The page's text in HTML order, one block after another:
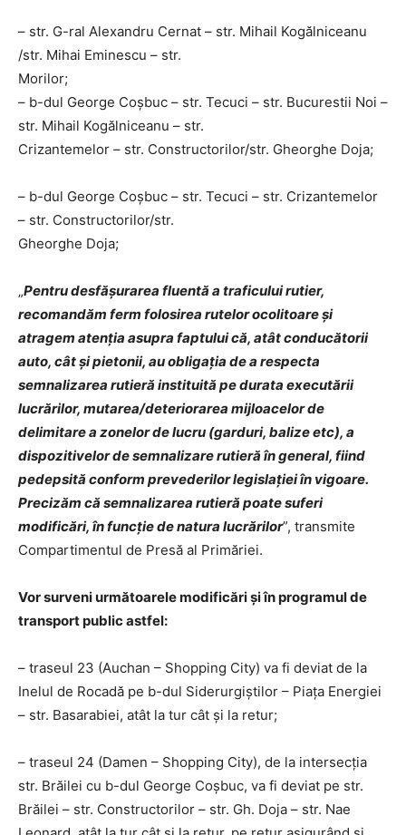
– str. G-ral Alexandru Cernat – str. Mihail Kogălniceanu
/str. Mihai Eminescu – str.
Morilor;
– b-dul George Coșbuc – str. Tecuci – str. Bucurestii Noi –
str. Mihail Kogălniceanu – str.
Crizantemelor – str. Constructorilor/str. Gheorghe Doja;
– b-dul George Coșbuc – str. Tecuci – str. Crizantemelor
– str. Constructorilor/str.
Gheorghe Doja;
„Pentru desfășurarea fluentă a traficului rutier,
recomandăm ferm folosirea rutelor ocolitoare și
atragem atenția asupra faptului că, atât conducătorii
auto, cât și pietonii, au obligația de a respecta
semnalizarea rutieră instituită pe durata executării
lucrărilor, mutarea/deteriorarea mijloacelor de
delimitare a zonelor de lucru (garduri, balize etc), a
dispozitivelor de semnalizare rutieră în general, fiind
pedepsită conform prevederilor legislației în vigoare.
Precizăm că semnalizarea rutieră poate suferi
modificări, în funcție de natura lucrărilor”, transmite
Compartimentul de Presă al Primăriei.
Vor surveni următoarele modificări și în programul de
transport public astfel:
– traseul 23 (Auchan – Shopping City) va fi deviat de la
Inelul de Rocadă pe b-dul Siderurgiștilor – Piața Energiei
– str. Basarabiei, atât la tur cât și la retur;
– traseul 24 (Damen – Shopping City), de la intersecția
str. Brăilei cu b-dul George Coșbuc, va fi deviat pe str.
Brăilei – str. Constructorilor – str. Gh. Doja – str. Nae